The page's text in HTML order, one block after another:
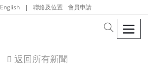
English | 聯絡及位置 會員申請
search
icon
返回所有新聞